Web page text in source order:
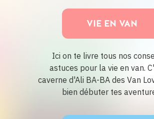
VIE EN VAN
Ici on te livre tous nos
astuces pour la vie en van.
caverne d'Ali BA-BA des Van
bien débuter tes